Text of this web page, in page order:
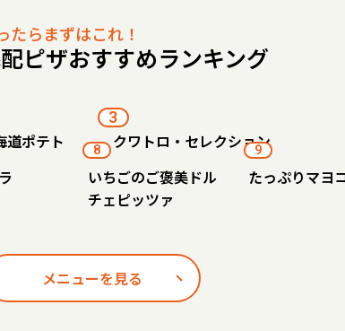
たらまずはこれ！
ピザおすすめランキング
道ポテト
3
クワトロ・セレクション
8
いちごのご褒美ドル
チェピッツァ
9
たっぷりマヨ
メニューを見る